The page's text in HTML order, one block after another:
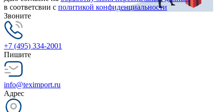
в соответсвии с политикой конфиденциальности
Звоните
+7 (495) 334-2001
Пишите
info@teximport.ru
Адрес